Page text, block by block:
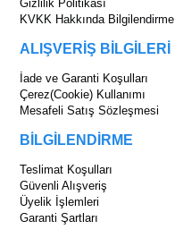
Gizlilik Politikası
KVKK Hakkında Bilgilendirme
ALIŞVERİŞ BİLGİLERİ
İade ve Garanti Koşulları
Çerez(Cookie) Kullanımı
Mesafeli Satış Sözleşmesi
BİLGİLENDİRME
Teslimat Koşulları
Güvenli Alışveriş
Üyelik İşlemleri
Garanti Şartları